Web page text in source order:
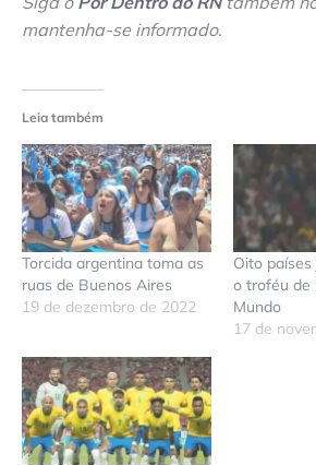
mantenha-se informado.
Leia também
Torcida argentina toma as
ruas de Buenos Aires
19 de dezembro de 2022
Oito
o troféu de
Mundo
17 de